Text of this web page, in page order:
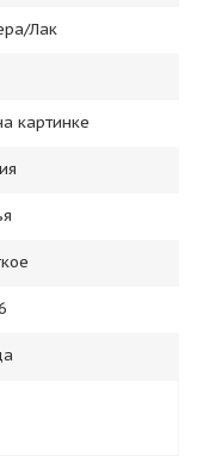
Лак
картинке